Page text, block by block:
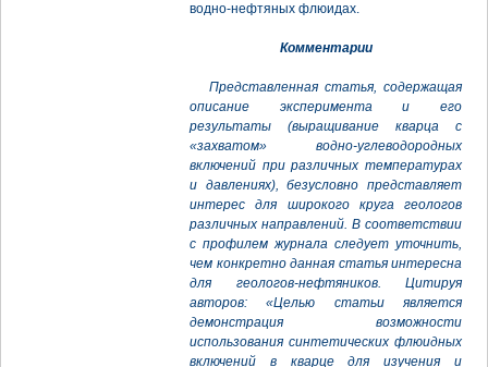
водно-нефтяных флюидах.
Комментарии
Представленная статья, содержащая
описание эксперимента и его
результаты (выращивание кварца с
«захватом» водно-углеводородных
включений при различных температурах
и давлениях), безусловно представляет
интерес для широкого круга геологов
различных направлений. В соответствии
с профилем журнала следует уточнить,
чем конкретно данная статья интересна
для геологов-нефтяников. Цитируя
авторов: «Целью статьи является
демонстрация возможности
использования синтетических флюидных
включений в кварце для изучения и